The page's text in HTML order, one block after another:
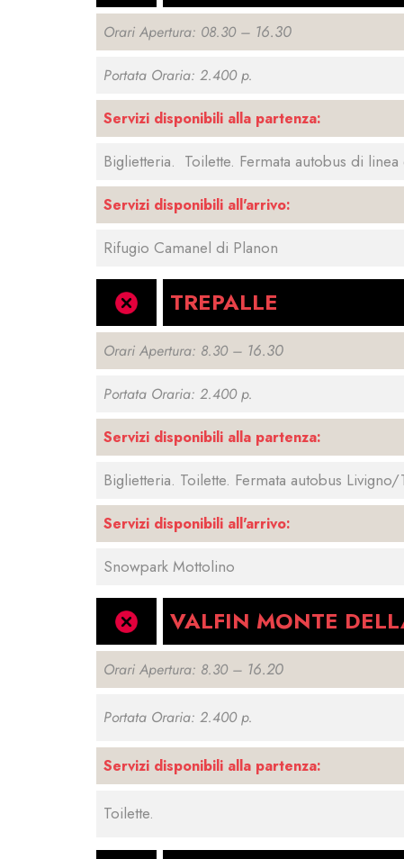
Orari Apertura: 08.30 – 16.30
Portata Oraria: 2.400 p.
Servizi disponibili alla partenza:
Biglietteria. Toilette. Fermata autobus di
Servizi disponibili all'arrivo:
Rifugio Camanel di Planon
TREPALLE
Orari Apertura: 8.30 – 16.30
Portata Oraria: 2.400 p.
Servizi disponibili alla partenza:
Biglietteria. Toilette. Fermata autobus
Servizi disponibili all'arrivo:
Snowpark Mottolino
VALFIN MONTE
Orari Apertura: 8.30 – 16.20
Portata Oraria: 2.400 p.
Servizi disponibili alla partenza:
Toilette.